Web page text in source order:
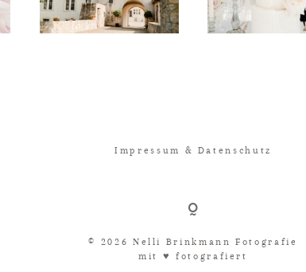
Impressum & Datenschutz
© 2026 Nelli Brinkmann Fotografie
mit ♥︎ fotografiert